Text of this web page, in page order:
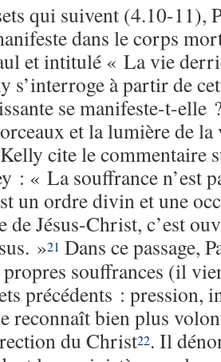
qui suivent (4.10-11),
dans le corps
et intitulé « La vie
s’interroge à partir de
se manifeste-t-elle
et la lumière de la
cite le commentaire
: « La souffrance n’est
un ordre divin et une
de Jésus-Christ, c’est
»21 Dans ce passage,
propres souffrances (il
précédents : pression,
reconnaît bien plus
du Christ22. Il